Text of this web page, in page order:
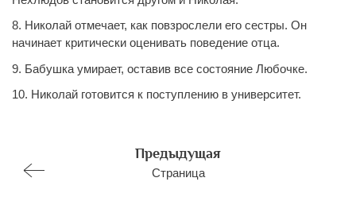
8. Николай отмечает, как повзрослели его сестры. Он
начинает критически оценивать поведение отца.
9. Бабушка умирает, оставив все состояние Любочке.
10. Николай готовится к поступлению в университет.
Предыдущая
Страница